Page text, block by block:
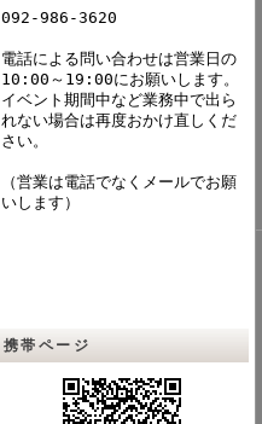
092-986-3620
電話による問い合わせは営業日の
10:00～19:00にお願いします。
イベント期間中など業務中で出ら
れない場合は再度おかけ直しくだ
さい。
（営業は電話でなくメールでお願
いします）
携帯ページ